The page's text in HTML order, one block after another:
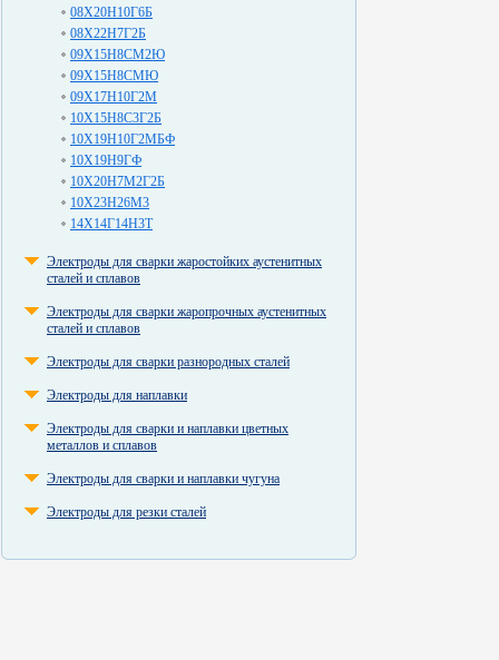
08Х20Н10Г6Б
08Х22Н7Г2Б
09Х15Н8СМ2Ю
09Х15Н8СМЮ
09Х17Н10Г2М
10Х15Н8С3Г2Б
10Х19Н10Г2МБФ
10Х19Н9ГФ
10Х20Н7М2Г2Б
10Х23Н26М3
14Х14Г14Н3Т
Электроды для сварки жаростойких аустенитных
сталей и сплавов
Электроды для сварки жаропрочных аустенитных
сталей и сплавов
Электроды для сварки разнородных сталей
Электроды для наплавки
Электроды для сварки и наплавки цветных
металлов и сплавов
Электроды для сварки и наплавки чугуна
Электроды для резки сталей